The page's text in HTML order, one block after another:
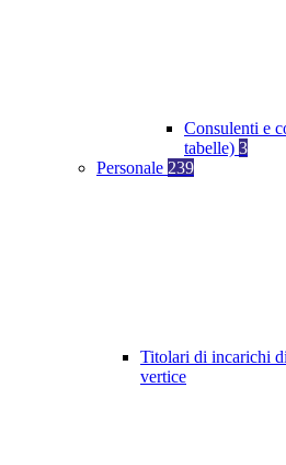
Consulenti e
tabelle) 3
Personale 239
Titolari di incarichi
vertice